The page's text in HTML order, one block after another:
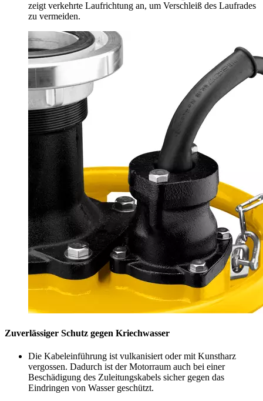
zeigt verkehrte Laufrichtung an, um Verschleiß des Laufrades
zu vermeiden.
Zuverlässiger Schutz gegen Kriechwasser
Die Kabeleinführung ist vulkanisiert oder mit Kunstharz
vergossen. Dadurch ist der Motorraum auch bei einer
Beschädigung des Zuleitungskabels sicher gegen das
Eindringen von Wasser geschützt.